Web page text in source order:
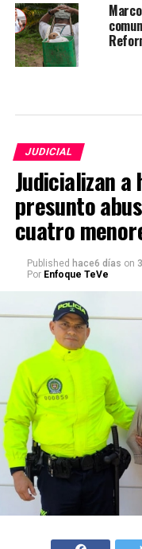
JUDICIAL
Judicializan a
presunto
cuatro
Published hace6 días on
Por Enfoque TeVe